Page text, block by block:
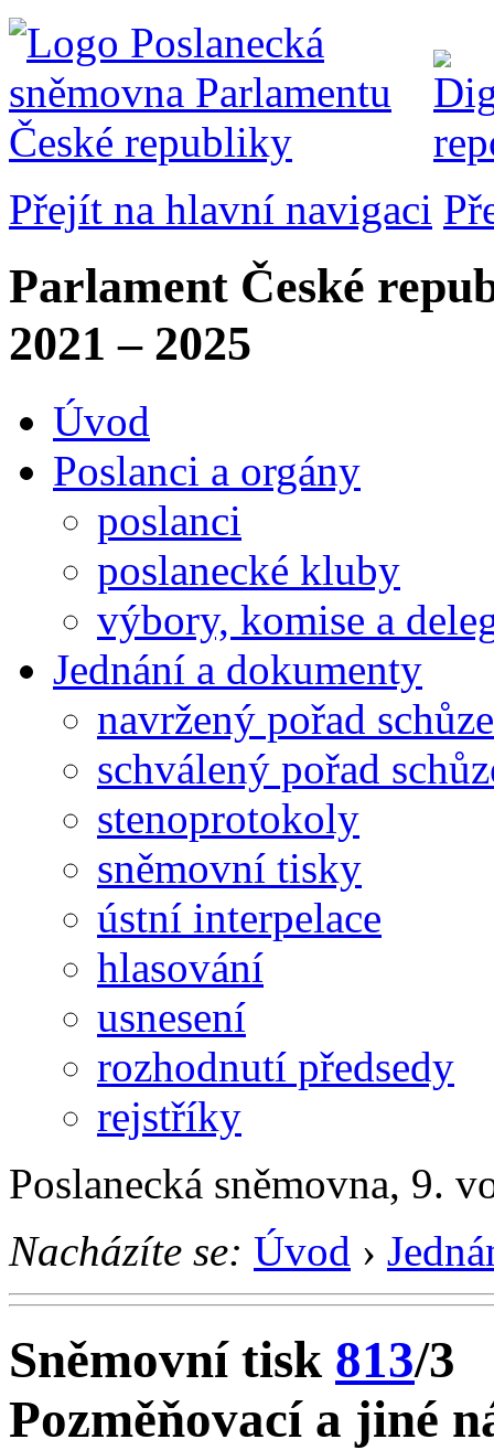
Přejít na hlavní navigaci
Parlament České
2021 – 2025
Úvod
Poslanci a orgány
poslanci
poslanecké kluby
výbory, komise a
Jednání a dokumenty
navržený pořad schůze
schválený pořad
stenoprotokoly
sněmovní tisky
ústní interpelace
hlasování
usnesení
rozhodnutí předsedy
rejstříky
Poslanecká sněmovna, 9.
Nacházíte se: Úvod ›
Sněmovní tisk 813/3
Pozměňovací a jiné